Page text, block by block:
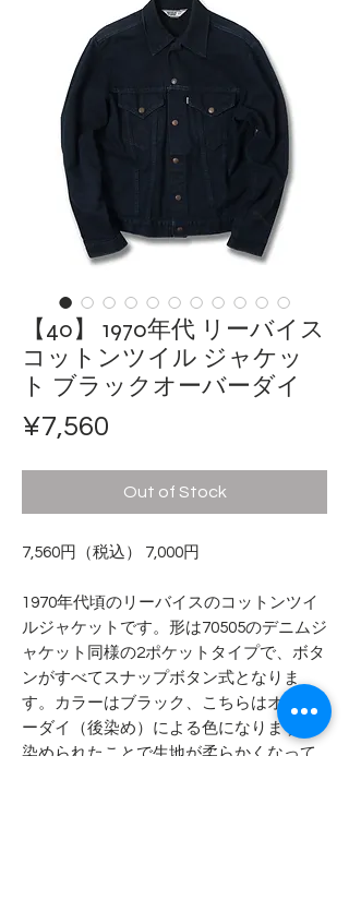
【40】 1970年代 リーバイス
コットンツイル ジャケッ
ト ブラックオーバーダイ
¥7,560
Out of Stock
7,560円（税込） 7,000円
1970年代頃のリーバイスのコットンツイ
ルジャケットです。形は70505のデニムジ
ャケット同様の2ポケットタイプで、ボタ
ンがすべてスナップボタン式となりま
す。カラーはブラック、こちらはオーバ
ーダイ（後染め）による色になります。
染められたことで生地が柔らかくなって